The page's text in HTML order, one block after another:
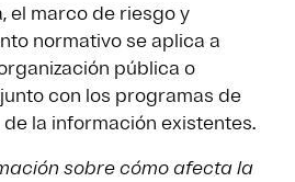
el marco de riesgo y
normativo se aplica a
pública o
con los programas de
la información existentes.
sobre cómo afecta la